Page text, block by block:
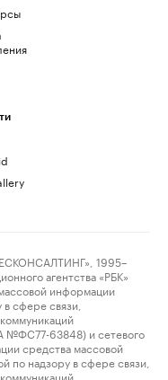
1995–
агентства «РБК»
информации
сфере связи,
№ФС77-63848) и сетевого
средства массовой
по надзору в сфере связи,